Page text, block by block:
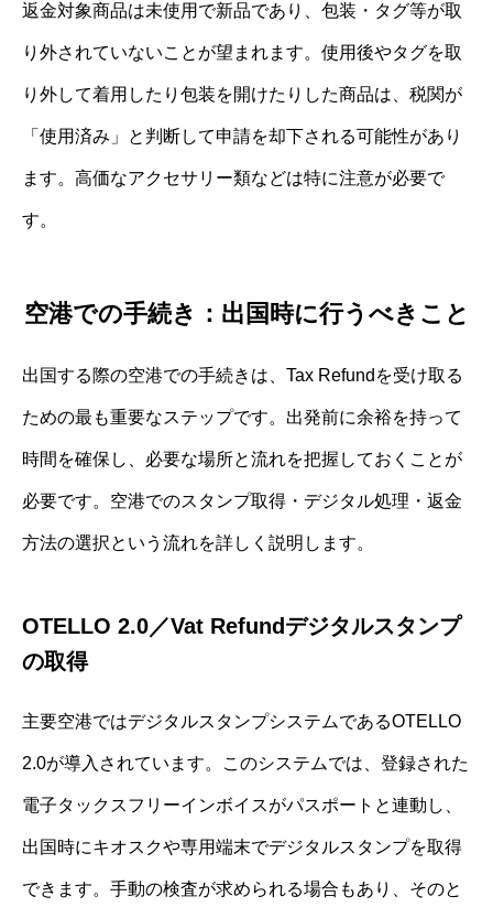
返金対象商品は未使用で新品であり、包装・タグ等が取
り外されていないことが望まれます。使用後やタグを取
り外して着用したり包装を開けたりした商品は、税関が
「使用済み」と判断して申請を却下される可能性があり
ます。高価なアクセサリー類などは特に注意が必要で
す。
空港での手続き：出国時に行うべきこと
出国する際の空港での手続きは、Tax Refundを受け取る
ための最も重要なステップです。出発前に余裕を持って
時間を確保し、必要な場所と流れを把握しておくことが
必要です。空港でのスタンプ取得・デジタル処理・返金
方法の選択という流れを詳しく説明します。
OTELLO 2.0／Vat Refundデジタルスタンプ
の取得
主要空港ではデジタルスタンプシステムであるOTELLO
2.0が導入されています。このシステムでは、登録された
電子タックスフリーインボイスがパスポートと連動し、
出国時にキオスクや専用端末でデジタルスタンプを取得
できます。手動の検査が求められる場合もあり、そのと